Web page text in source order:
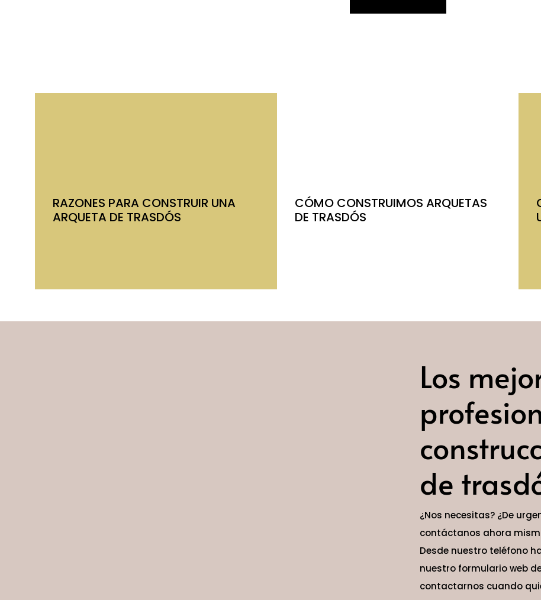
RAZONES PARA CONSTRUIR UNA
ARQUETA DE TRASDÓS
CÓMO CONSTRUIMOS ARQUETAS
DE TRASDÓS
Los
de
¿Nos necesitas? ¿De
contáctanos ahora
Desde nuestro teléfono
nuestro formulario web
contactarnos cuando